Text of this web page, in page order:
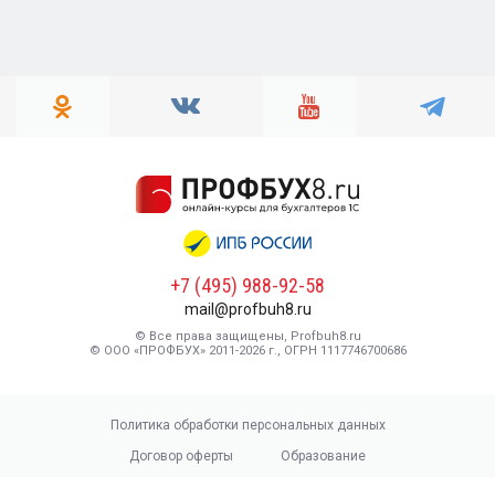
+7 (495) 988-92-58
mail@profbuh8.ru
© Все права защищены, Profbuh8.ru
© ООО «ПРОФБУХ» 2011-2026 г., ОГРН 1117746700686
Политика обработки персональных данных
Договор оферты
Образование